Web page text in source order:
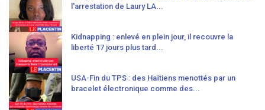
l'arrestation de Laury LA...
Kidnapping : enlevé en plein jour, il recouvre la
liberté 17 jours plus tard...
USA-Fin du TPS : des Haïtiens menottés par un
bracelet électronique comme des...